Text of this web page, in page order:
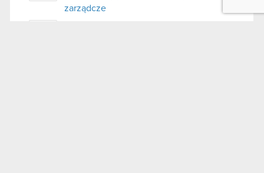
zarządcze